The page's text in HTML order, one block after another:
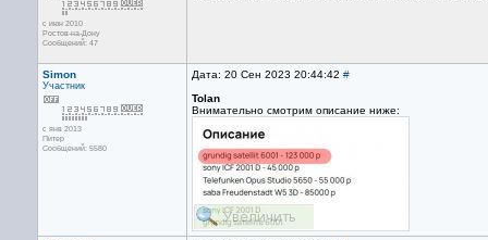
с июн 2010
Ростов-на-Дону
Сообщений: 47
Simon
Участник
с янв 2013
Питер
Сообщений: 5580
Дата: 20 Сен 2023 20:44:42 #
Tolan
Внимательно смотрим описание ниже: